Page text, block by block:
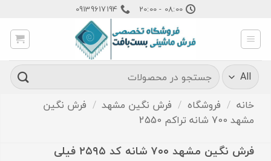
content
08:00 - 20:00
09139617194
جستجو
برای:
خانه / فروشگاه / فرش نگین مشهد / فرش نگین
مشهد 700 شانه تراکم 2550
فرش نگین مشهد ۷۰۰ شانه کد ۲۵۹۵ فیلی